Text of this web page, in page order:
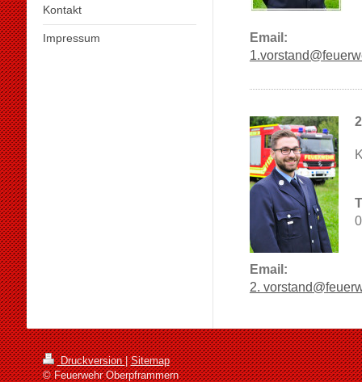
Kontakt
Impressum
Email:
Email:
2.
Druckversion| Sitemap
© Feuerwehr Oberpframmern